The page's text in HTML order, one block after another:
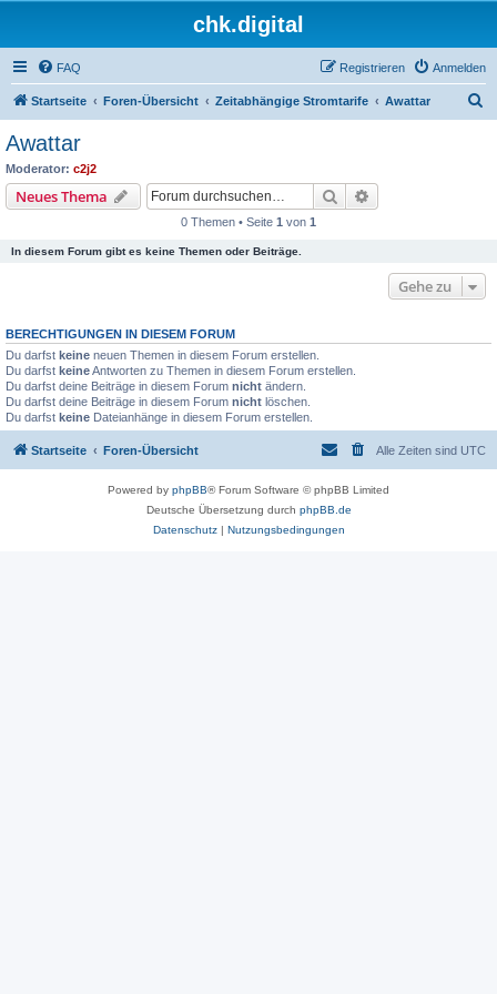
chk.digital
FAQ Anmelden
Registrieren
Startseite Foren-Übersicht Zeitabhängige Stromtarife Awattar
Awattar
Moderator: c2j2
Neues Thema Suche
0 Themen • Seite 1 von 1
In diesem Forum gibt es keine Themen oder Beiträge.
Gehe zu
BERECHTIGUNGEN IN DIESEM FORUM
Du darfst keine neuen Themen in diesem Forum erstellen.
Du darfst keineAntworten zu Themen in diesem Forum erstellen.
Du darfst deine Beiträge in diesem Forum nicht ändern.
Du darfst deine Beiträge in diesem Forum nicht löschen.
Du darfst keine Dateianhänge in diesem Forum erstellen.
Startseite Foren-Übersicht Alle Zeiten sind UTC
Powered by phpBB® Forum Software © phpBB Limited
Deutsche Übersetzung durch phpBB.de
Datenschutz| Nutzungsbedingungen